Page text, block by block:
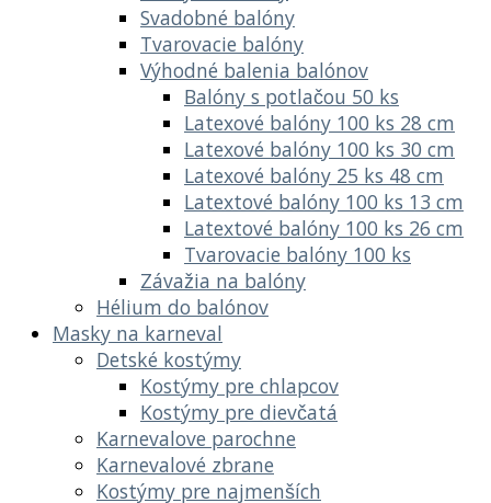
Svadobné balóny
Tvarovacie balóny
Výhodné balenia balónov
Balóny s potlačou 50 ks
Latexové balóny 100 ks 28 cm
Latexové balóny 100 ks 30 cm
Latexové balóny 25 ks 48 cm
Latextové balóny 100 ks 13 cm
Latextové balóny 100 ks 26 cm
Tvarovacie balóny 100 ks
Závažia na balóny
Hélium do balónov
Masky na karneval
Detské kostýmy
Kostýmy pre chlapcov
Kostýmy pre dievčatá
Karnevalove parochne
Karnevalové zbrane
Kostýmy pre najmenších